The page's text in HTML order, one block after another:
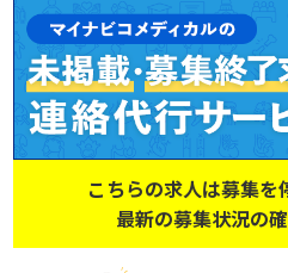
こちらの求人は募集を
最新の募集状況の